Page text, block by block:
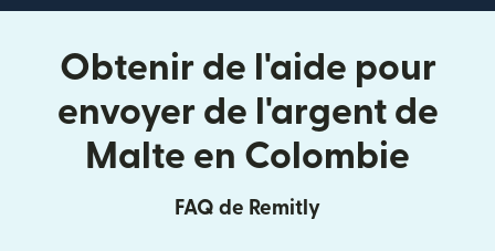
Obtenir de l'aide pour
envoyer de l'argent de
Malte en Colombie
FAQ de Remitly